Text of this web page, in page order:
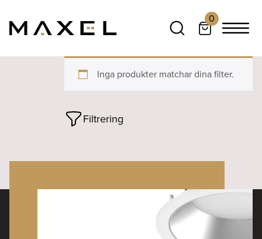
0
Inga produkter matchar dina filter.
Filtrering